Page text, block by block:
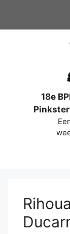
de
18e